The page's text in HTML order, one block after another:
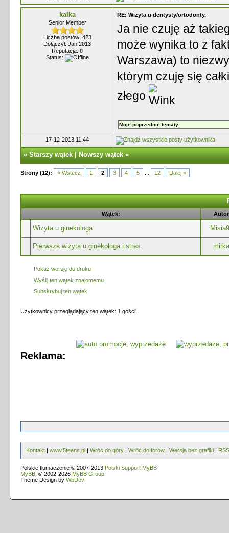
kalka
Senior Member
Liczba postów: 423
Dołączył: Jan 2013
Reputacja: 0
Status:
RE: Wizyta u dentysty/ortodonty.
Ja nie czuję aż
może wynika to z
Warszawa) to
którym czuję się
złego
Moje poprzednie tematy:
17-12-2013 11:44
«Starszy wątek|Nowszy wątek»
Strony (12): « Wstecz 1 2 3 4 5 12 Dalej »
Wątek: Autor
Wizyta u ginekologa
Pierwsza wizyta u ginekologa i stres mirka
Pokaż wersję do druku
Wyślij ten wątek znajomemu
Subskrybuj ten wątek
Użytkownicy przeglądający ten wątek: 1 gości
Reklama:
Kontakt | www.5teens.pl | Wróć do góry | Wróć do forów | Wersja bez grafiki | RSS
Polskie tłumaczenie © 2007-2013 Polski Support MyBB
MyBB , © 2002-2026 MyBB Group
Theme Design by WbDev